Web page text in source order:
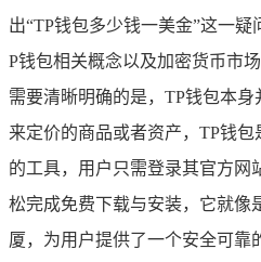
出“TP钱包多少钱一美金”这一
P钱包相关概念以及加密货币市
需要清晰明确的是，TP钱包本
来定价的商品或者资产，TP钱
的工具，用户只需登录其官方网
松完成免费下载与安装，它就像
厦，为用户提供了一个安全可靠